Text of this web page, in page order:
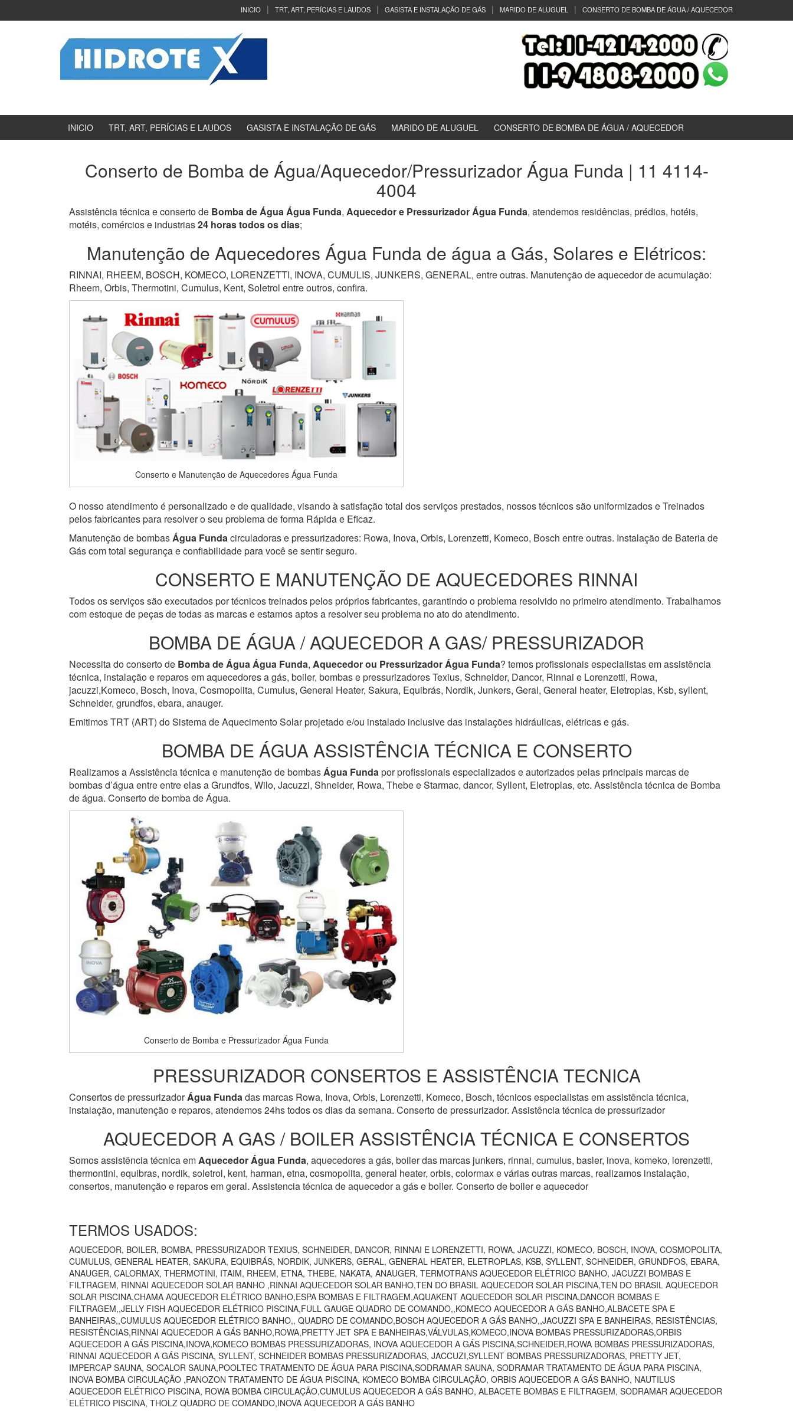
INICIO TRT, ART, PERÍCIAS E LAUDOS GASISTA E INSTALAÇÃO DE GÁS MARIDO DE ALUGUEL CONSERTO DE BOMBA DE ÁGUA / AQUECEDOR
INICIO TRT, ART, PERÍCIAS E LAUDOS GASISTA E INSTALAÇÃO DE GÁS MARIDO DE ALUGUEL CONSERTO DE BOMBA DE ÁGUA / AQUECEDOR
Conserto de Bomba de Água/Aquecedor/Pressurizador Água Funda | 11 4114-
4004
Assistência técnica e conserto de Bomba de Água Água Funda, Aquecedor e Pressurizador Água Funda, atendemos residências, prédios, hotéis,
motéis, comércios e industrias24 horas todos os dias;
Manutenção de Aquecedores Água Funda de água a Gás, Solares e Elétricos:
RINNAI, RHEEM, BOSCH, KOMECO, LORENZETTI, INOVA, CUMULIS, JUNKERS, GENERAL, entre outras. Manutenção de aquecedor de acumulação:
Rheem, Orbis, Thermotini, Cumulus, Kent, Soletrol entre outros, confira.
Conserto e Manutenção de Aquecedores Água Funda
O nosso atendimento é personalizado e de qualidade, visando à satisfação total dos serviços prestados, nossos técnicos são uniformizados e Treinados
pelos fabricantes para resolver o seu problema de forma Rápida e Eficaz.
Manutenção de bombasÁgua Fundacirculadoras e pressurizadores: Rowa, Inova, Orbis, Lorenzetti, Komeco, Bosch entre outras. Instalação de Bateria de
Gás com total segurança e confiabilidade para você se sentir seguro.
CONSERTO E MANUTENÇÃO DE AQUECEDORES RINNAI
Todos os serviços são executados por técnicos treinados pelos próprios fabricantes, garantindo o problema resolvido no primeiro atendimento. Trabalhamos
com estoque de peças de todas as marcas e estamos aptos a resolver seu problema no ato do atendimento.
BOMBA DE ÁGUA / AQUECEDOR A GAS/ PRESSURIZADOR
Necessita do conserto de Bomba de ÁguaÁgua Funda, Aquecedor ou PressurizadorÁgua Funda? temos profissionais especialistas em assistência
técnica, instalação e reparos em aquecedores a gás, boiler, bombas e pressurizadores Texius, Schneider, Dancor, Rinnai e Lorenzetti, Rowa,
jacuzzi,Komeco, Bosch, Inova, Cosmopolita, Cumulus, General Heater, Sakura, Equibrás, Nordik, Junkers, Geral, General heater, Eletroplas, Ksb, syllent,
Schneider, grundfos, ebara, anauger.
Emitimos TRT (ART) do Sistema de Aquecimento Solar projetado e/ou instalado inclusive das instalações hidráulicas, elétricas e gás.
BOMBA DE ÁGUA ASSISTÊNCIA TÉCNICA E CONSERTO
Realizamos a Assistência técnica e manutenção de bombasÁgua Fundapor profissionais especializados e autorizados pelas principais marcas de
bombas d’água entre entre elas a Grundfos, Wilo, Jacuzzi, Shneider, Rowa, Thebe e Starmac, dancor, Syllent, Eletroplas, etc. Assistência técnica de Bomba
de água. Conserto de bomba de Água.
Conserto de Bomba e Pressurizador Água Funda
PRESSURIZADOR CONSERTOS E ASSISTÊNCIA TECNICA
Consertos de pressurizadorÁgua Fundadas marcas Rowa, Inova, Orbis, Lorenzetti, Komeco, Bosch, técnicos especialistas em assistência técnica,
instalação, manutenção e reparos, atendemos 24hs todos os dias da semana. Conserto de pressurizador. Assistência técnica de pressurizador
AQUECEDOR A GAS / BOILER ASSISTÊNCIA TÉCNICA E CONSERTOS
Somos assistência técnica emAquecedorÁgua Funda, aquecedores a gás, boiler das marcas junkers, rinnai, cumulus, basler, inova, komeko, lorenzetti,
thermontini, equibras, nordik, soletrol, kent, harman, etna, cosmopolita, general heater, orbis, colormax e várias outras marcas, realizamos instalação,
consertos, manutenção e reparos em geral. Assistencia técnica de aquecedor a gás e boiler. Conserto de boiler e aquecedor
TERMOS USADOS:
AQUECEDOR, BOILER, BOMBA, PRESSURIZADOR TEXIUS, SCHNEIDER, DANCOR, RINNAI E LORENZETTI, ROWA, JACUZZI, KOMECO, BOSCH, INOVA, COSMOPOLITA,
CUMULUS, GENERAL HEATER, SAKURA, EQUIBRÁS, NORDIK, JUNKERS, GERAL, GENERAL HEATER, ELETROPLAS, KSB, SYLLENT, SCHNEIDER, GRUNDFOS, EBARA,
ANAUGER, CALORMAX, THERMOTINI, ITAIM, RHEEM, ETNA, THEBE, NAKATA, ANAUGER, TERMOTRANS AQUECEDOR ELÉTRICO BANHO, JACUZZI BOMBAS E
FILTRAGEM, RINNAI AQUECEDOR SOLAR BANHO ,RINNAI AQUECEDOR SOLAR BANHO,TEN DO BRASIL AQUECEDOR SOLAR PISCINA,TEN DO BRASIL AQUECEDOR
SOLAR PISCINA,CHAMA AQUECEDOR ELÉTRICO BANHO,ESPA BOMBAS E FILTRAGEM,AQUAKENT AQUECEDOR SOLAR PISCINA,DANCOR BOMBAS E
FILTRAGEM,,JELLY FISH AQUECEDOR ELÉTRICO PISCINA,FULL GAUGE QUADRO DE COMANDO,,KOMECO AQUECEDOR A GÁS BANHO,ALBACETE SPA E
BANHEIRAS,,CUMULUS AQUECEDOR ELÉTRICO BANHO,, QUADRO DE COMANDO,BOSCH AQUECEDOR A GÁS BANHO,,JACUZZI SPA E BANHEIRAS, RESISTÊNCIAS,
RESISTÊNCIAS,RINNAI AQUECEDOR A GÁS BANHO,ROWA,PRETTY JET SPA E BANHEIRAS,VÁLVULAS,KOMECO,INOVA BOMBAS PRESSURIZADORAS,ORBIS
AQUECEDOR A GÁS PISCINA,INOVA,KOMECO BOMBAS PRESSURIZADORAS, INOVA AQUECEDOR A GÁS PISCINA,SCHNEIDER,ROWA BOMBAS PRESSURIZADORAS,
RINNAI AQUECEDOR A GÁS PISCINA, SYLLENT, SCHNEIDER BOMBAS PRESSURIZADORAS, JACCUZI,SYLLENT BOMBAS PRESSURIZADORAS, PRETTY JET,
IMPERCAP SAUNA, SOCALOR SAUNA,POOLTEC TRATAMENTO DE ÁGUA PARA PISCINA,SODRAMAR SAUNA, SODRAMAR TRATAMENTO DE ÁGUA PARA PISCINA,
INOVA BOMBA CIRCULAÇÃO ,PANOZON TRATAMENTO DE ÁGUA PISCINA, KOMECO BOMBA CIRCULAÇÃO, ORBIS AQUECEDOR A GÁS BANHO, NAUTILUS
AQUECEDOR ELÉTRICO PISCINA, ROWA BOMBA CIRCULAÇÃO,CUMULUS AQUECEDOR A GÁS BANHO, ALBACETE BOMBAS E FILTRAGEM, SODRAMAR AQUECEDOR
ELÉTRICO PISCINA, THOLZ QUADRO DE COMANDO,INOVA AQUECEDOR A GÁS BANHO